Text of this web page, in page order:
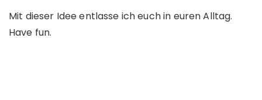
Mit dieser Idee entlasse ich euch in euren Alltag.
Have fun.